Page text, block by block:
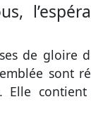
de gloire
sont
Elle